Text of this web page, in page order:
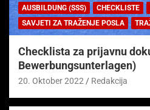
AUSBILDUNG (SSS) CHECKLISTE
SAVJETI ZA TRAŽENJE POSLA
Checklista za prijavnu
Bewerbungsunterlagen)
20. Oktober 2022 Redakcija